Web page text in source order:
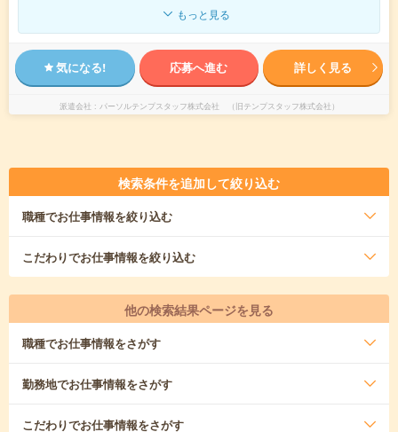
もっと見る
気になる! 応募へ進む 詳しく見る
派遣会社 パーソルテンプスタッフ株式会社 （旧テンプスタッフ株式会社）
検索条件を追加して絞り込む
職種でお仕事情報を絞り込む
こだわりでお仕事情報を絞り込む
他の検索結果ページを見る
職種でお仕事情報をさがす
勤務地でお仕事情報をさがす
こだわりでお仕事情報をさがす